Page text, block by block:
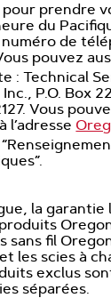
pour prendre
du
de
pouvez
: Technical
P.O. Box
Vous
l’adresse
la garantie
sans fil
les scies à
exclus
séparées.